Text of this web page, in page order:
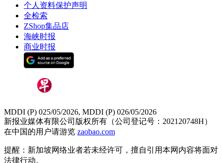
个人资料保护声明
全检索
ZShop集品店
海峡时报
商业时报
MDDI (P) 025/05/2026, MDDI (P) 026/05/2026
新报业媒体有限公司版权所有（公司登记号：202120748H）
在中国的用户请游览 zaobao.com
提醒：新加坡网络业者若未经许可，擅自引用本网内容将面对
法律行动。